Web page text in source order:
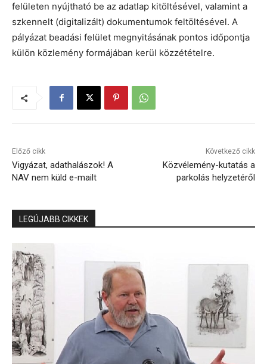
felületen nyújtható be az adatlap kitöltésével, valamint a
szkennelt (digitalizált) dokumentumok feltöltésével. A
pályázat beadási felület megnyitásának pontos időpontja
külön közlemény formájában kerül közzétételre.
Előző cikk
Vigyázat, adathalászok! A
NAV nem küld e-mailt
Következő cikk
Közvélemény-kutatás a
parkolás helyzetéről
LEGÚJABB CIKKEK